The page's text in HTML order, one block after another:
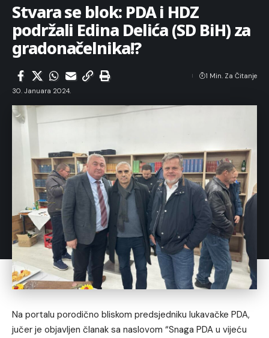
Stvara se blok: PDA i HDZ
podržali Edina Delića (SD BiH) za
gradonačelnika!?
30. Januara 2024.
1 Min. Za Čitanje
Na portalu porodično bliskom predsjedniku lukavačke PDA,
jučer je objavljen članak sa naslovom “Snaga PDA u vijeću